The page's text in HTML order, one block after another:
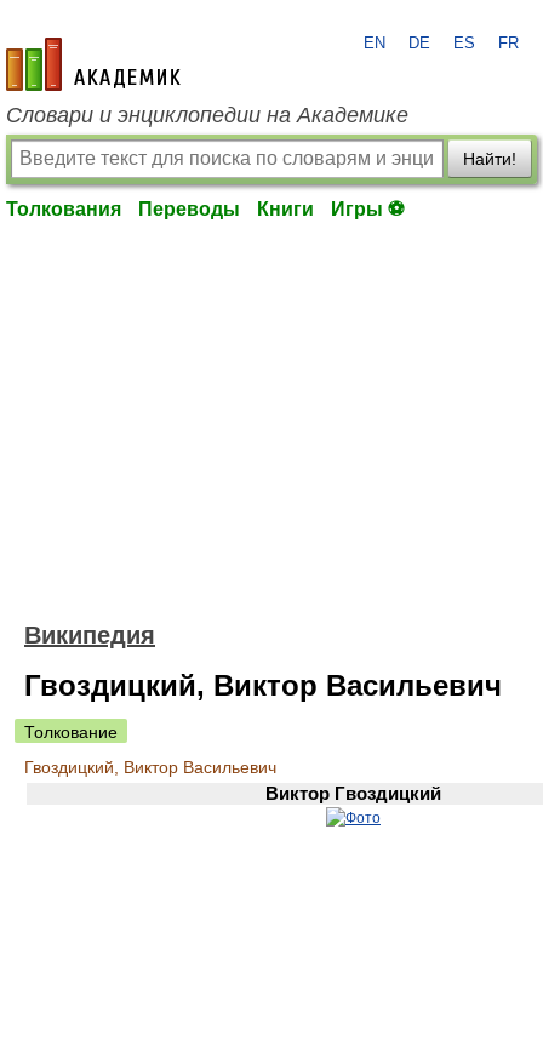
academic.ru
EN DE ES FR
Словари и энциклопедии на Академике
Найти!
Толкования Переводы Книги Игры ⚽
Википедия
Гвоздицкий, Виктор Васильевич
Толкование
Гвоздицкий, Виктор Васильевич
Виктор Гвоздицкий